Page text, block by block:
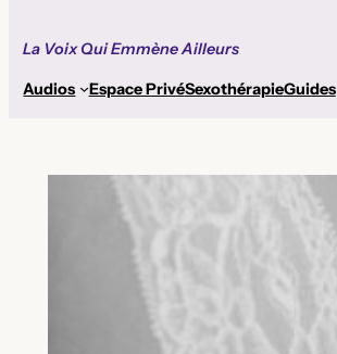
La Voix Qui Emmène Ailleurs
Audios Espace PrivéSexothérapieGuides